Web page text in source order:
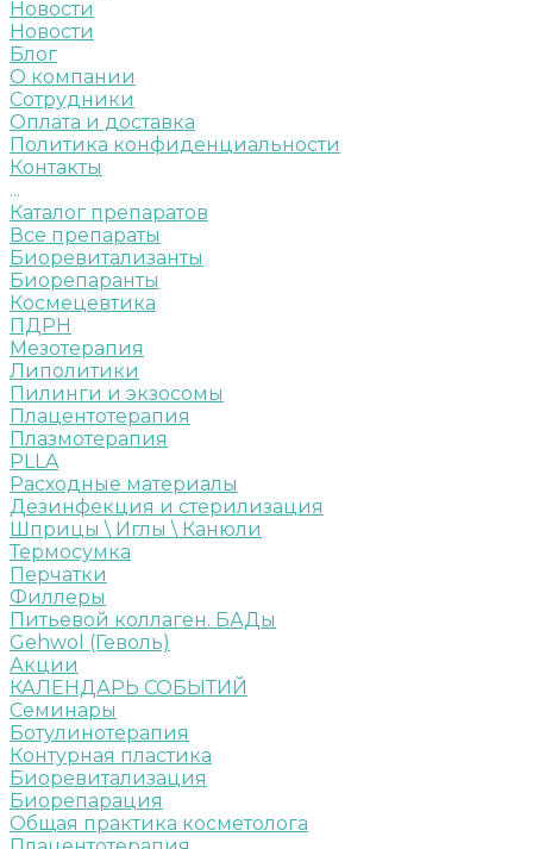
Новости
Новости
Блог
О компании
Сотрудники
Оплата и доставка
Политика конфиденциальности
Контакты
...
Каталог препаратов
Все препараты
Биоревитализанты
Биорепаранты
Космецевтика
ПДРН
Мезотерапия
Липолитики
Пилинги и экзосомы
Плацентотерапия
Плазмотерапия
PLLA
Расходные материалы
Дезинфекция и стерилизация
Шприцы \ Иглы \ Канюли
Термосумка
Перчатки
Филлеры
Питьевой коллаген. БАДы
Gehwol (Геволь)
Акции
КАЛЕНДАРЬ СОБЫТИЙ
Семинары
Ботулинотерапия
Контурная пластика
Биоревитализация
Биорепарация
Общая практика косметолога